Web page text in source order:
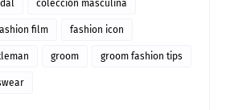
colección masculina
film fashion icon
groom groom fashion tips